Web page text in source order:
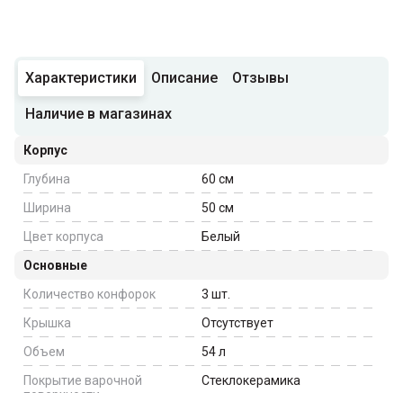
Характеристики Описание Отзывы
Наличие в магазинах
Корпус
Глубина
60 см
Ширина
50 см
Цвет корпуса
Белый
Основные
Количество конфорок
3 шт.
Крышка
Отсутствует
Объем
54л
Покрытие варочной
Стеклокерамика